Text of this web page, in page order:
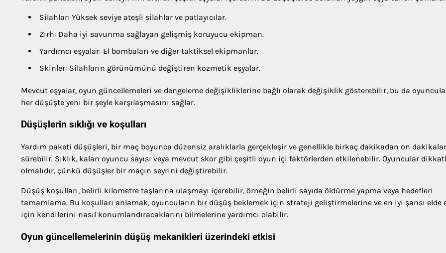
Silahlar: Yüksek seviye ateşli silahlar ve patlayıcılar.
Zırh: Daha iyi savunma sağlayan gelişmiş koruyucu ekipman.
Yardımcı eşyalar: El bombaları ve diğer taktiksel ekipmanlar.
Skinler: Silahların görünümünü değiştiren kozmetik eşyalar.
Mevcut eşyalar, oyun güncellemeleri ve dengeleme değişikliklerine bağlı olarak değişiklik gösterebilir, bu da
her düşüşte yeni bir şeyle karşılaşmasını sağlar.
Düşüşlerin sıklığı ve koşulları
Yardım paketi düşüşleri, bir maç boyunca düzensiz aralıklarla gerçekleşir ve genellikle birkaç dakikadan on
sürebilir. Sıklık, kalan oyuncu sayısı veya mevcut skor gibi çeşitli oyun içi faktörlerden etkilenebilir. Oyuncular
olmalıdır, çünkü düşüşler bir maçın seyrini değiştirebilir.
Düşüş koşulları, belirli kilometre taşlarına ulaşmayı içerebilir, örneğin belirli sayıda öldürme yapma veya hedefleri
tamamlama. Bu koşulları anlamak, oyuncuların bir düşüş beklemek için strateji geliştirmelerine ve en iyi şansı elde
için kendilerini nasıl konumlandıracaklarını bilmelerine yardımcı olabilir.
Oyun güncellemelerinin düşüş mekanikleri üzerindeki etkisi